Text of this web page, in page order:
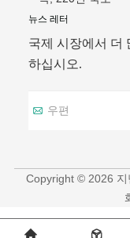
뉴스 레터
국제 시장에서 더
하십시오.
Copyright © 2026 지